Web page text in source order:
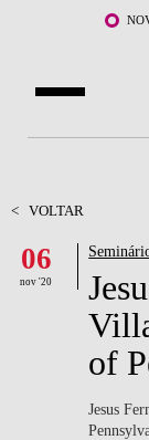
Saltar para o conteúdo
DOCENTES E
COMUNIDADE
LIFE AT NOVA
WHAT'S
< VOLTAR
06
nov '20
of
Jesus